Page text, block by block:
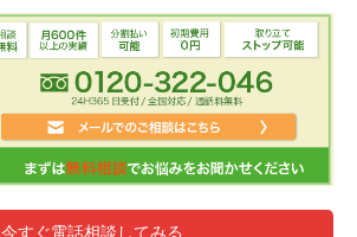
今すぐ電話相談してみる